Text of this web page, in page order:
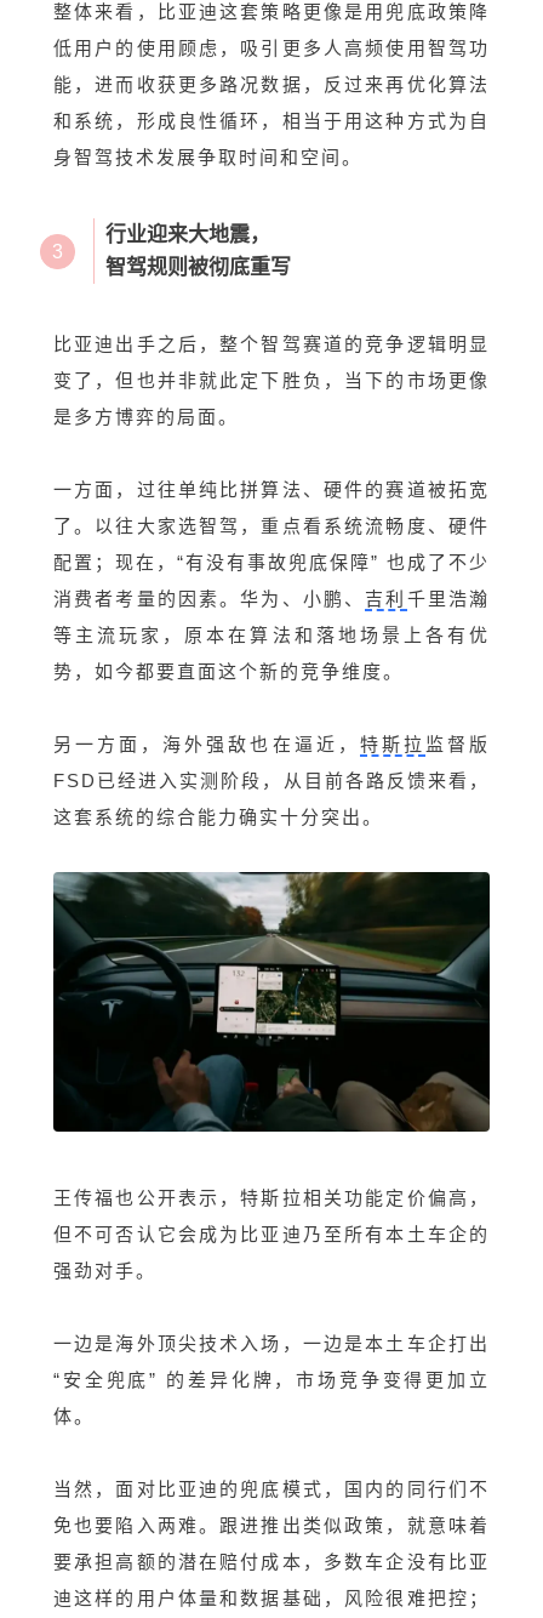
整体来看，比亚迪这套策略更像是用兜底政策降
低用户的使用顾虑，吸引更多人高频使用智驾功
能，进而收获更多路况数据，反过来再优化算法
和系统，形成良性循环，相当于用这种方式为自
身智驾技术发展争取时间和空间。
3
行业迎来大地震，
智驾规则被彻底重写
比亚迪出手之后，整个智驾赛道的竞争逻辑明显
变了，但也并非就此定下胜负，当下的市场更像
是多方博弈的局面。
一方面，过往单纯比拼算法、硬件的赛道被拓宽
了。以往大家选智驾，重点看系统流畅度、硬件
配置；现在，“有没有事故兜底保障” 也成了不少
消费者考量的因素。华为、小鹏、 吉利 千里浩瀚
等主流玩家，原本在算法和落地场景上各有优
势，如今都要直面这个新的竞争维度。
另一方面，海外强敌也在逼近， 特斯拉 监督版
FSD已经进入实测阶段，从目前各路反馈来看，
这套系统的综合能力确实十分突出。
王传福也公开表示，特斯拉相关功能定价偏高，
但不可否认它会成为比亚迪乃至所有本土车企的
强劲对手。
一边是海外顶尖技术入场，一边是本土车企打出
“安全兜底” 的差异化牌，市场竞争变得更加立
体。
当然，面对比亚迪的兜底模式，国内的同行们不
免也要陷入两难。跟进推出类似政策，就意味着
要承担高额的潜在赔付成本，多数车企没有比亚
迪这样的用户体量和数据基础，风险很难把控；